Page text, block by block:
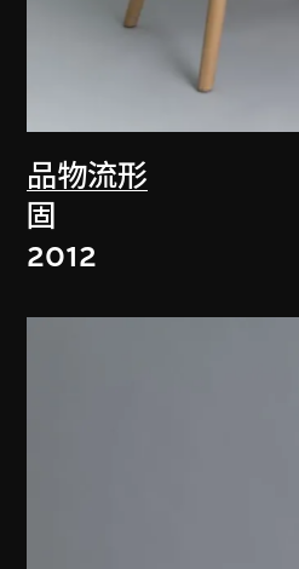
品物流形
固
2012